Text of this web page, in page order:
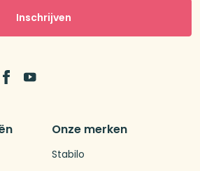
Onze merken
Stabilo
Inschrijven